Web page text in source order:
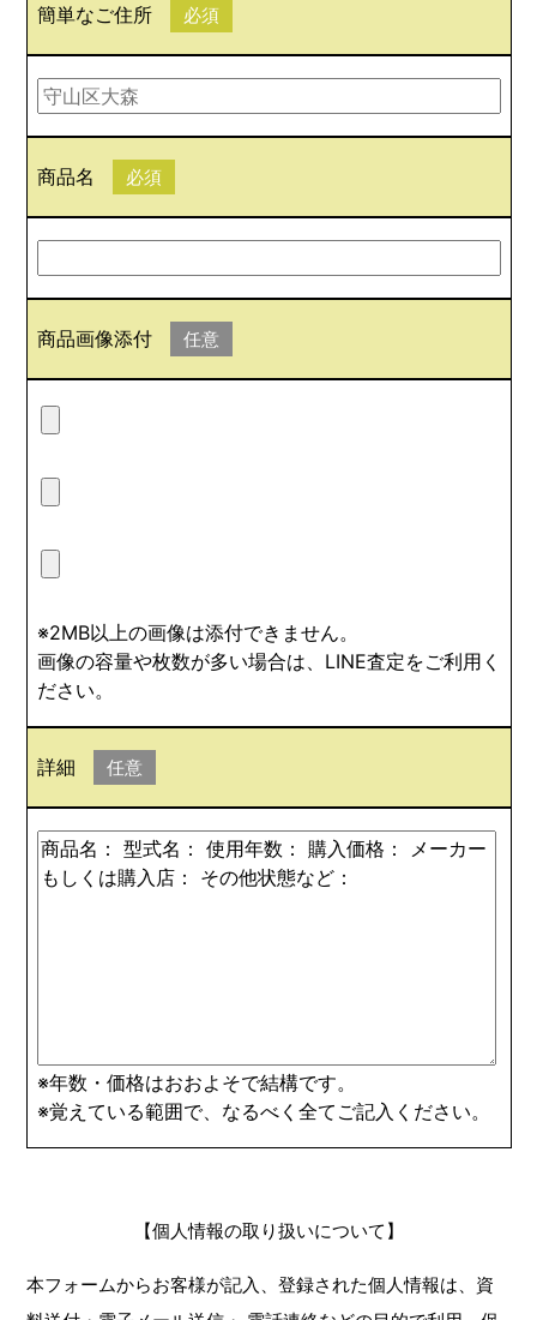
簡単なご住所 必須
商品名 必須
商品画像添付 任意
※2MB以上の画像は添付できません。
画像の容量や枚数が多い場合は、LINE査定をご利用く
ださい。
詳細 任意
※年数・価格はおおよそで結構です。
※覚えている範囲で、なるべく全てご記入ください。
【個人情報の取り扱いについて】
本フォームからお客様が記入、登録された個人情報は、資